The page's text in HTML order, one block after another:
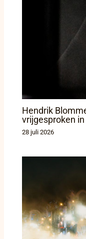
Hendrik
vrijgesproken
28 juli 2026